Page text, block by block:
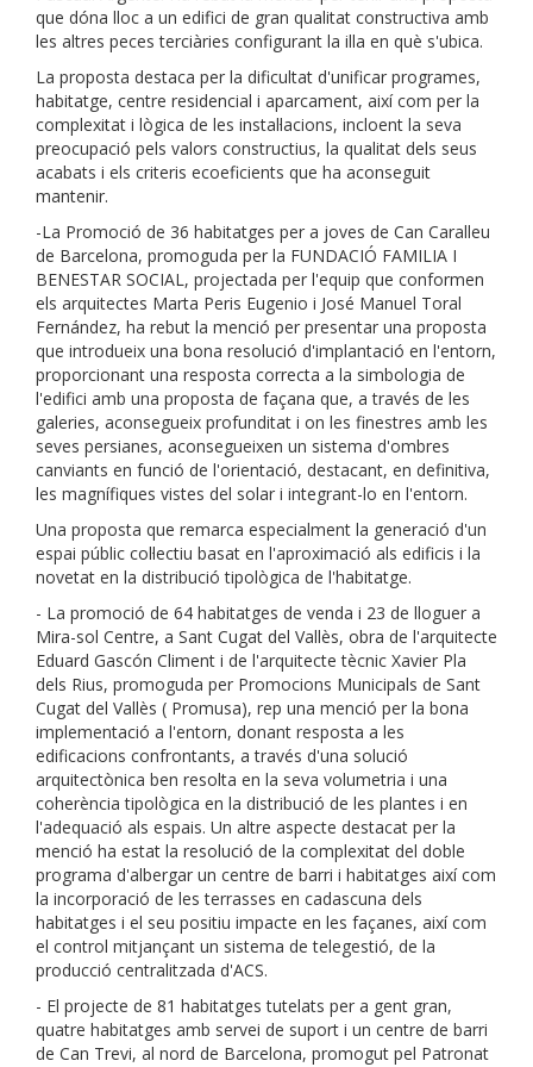
que dóna lloc a un edifici de gran qualitat constructiva amb
les altres peces terciàries configurant la illa en què s'ubica.
La proposta destaca per la dificultat d'unificar programes,
habitatge, centre residencial i aparcament, així com per la
complexitat i lògica de les instal·lacions, incloent la seva
preocupació pels valors constructius, la qualitat dels seus
acabats i els criteris ecoeficients que ha aconseguit
mantenir.
-La Promoció de 36 habitatges per a joves de Can Caralleu
de Barcelona, ​​promoguda per la FUNDACIÓ FAMILIA I
BENESTAR SOCIAL, projectada per l'equip que conformen
els arquitectes Marta Peris Eugenio i José Manuel Toral
Fernández, ha rebut la menció per presentar una proposta
que introdueix una bona resolució d'implantació en l'entorn,
proporcionant una resposta correcta a la simbologia de
l'edifici amb una proposta de façana que, a través de les
galeries, aconsegueix profunditat i on les finestres amb les
seves persianes, aconsegueixen un sistema d'ombres
canviants en funció de l'orientació, destacant, en definitiva,
les magnífiques vistes del solar i integrant-lo en l'entorn.
Una proposta que remarca especialment la generació d'un
espai públic col·lectiu basat en l'aproximació als edificis i la
novetat en la distribució tipològica de l'habitatge.
- La promoció de 64 habitatges de venda i 23 de lloguer a
Mira-sol Centre, a Sant Cugat del Vallès, obra de l'arquitecte
Eduard Gascón Climent i de l'arquitecte tècnic Xavier Pla
dels Rius, promoguda per Promocions Municipals de Sant
Cugat del Vallès ( Promusa), rep una menció per la bona
implementació a l'entorn, donant resposta a les
edificacions confrontants, a través d'una solució
arquitectònica ben resolta en la seva volumetria i una
coherència tipològica en la distribució de les plantes i en
l'adequació als espais. Un altre aspecte destacat per la
menció ha estat la resolució de la complexitat del doble
programa d'albergar un centre de barri i habitatges així com
la incorporació de les terrasses en cadascuna dels
habitatges i el seu positiu impacte en les façanes, així com
el control mitjançant un sistema de telegestió, de la
producció centralitzada d'ACS.
- El projecte de 81 habitatges tutelats per a gent gran,
quatre habitatges amb servei de suport i un centre de barri
de Can Trevi, al nord de Barcelona, ​​promogut pel Patronat